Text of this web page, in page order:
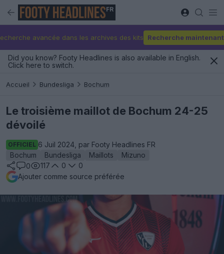
FR
avancée dans les archives des kits Recherche maintenant
Did you know? Footy Headlines is also available in English.
Click here to switch.
Accueil Bundesliga Bochum
Le troisième maillot de Bochum 24-25
dévoilé
OFFICIEL 6 Juil 2024, par Footy Headlines FR
Bochum
Bundesliga Maillots
Mizuno
0
117 0
0
Ajouter comme source préférée